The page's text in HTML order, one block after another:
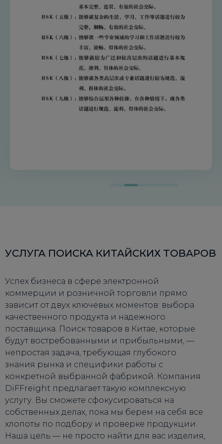
УСЛУГА ПОИСКА КИТАЙСКИХ ТОВАРОВ
Успех бизнеса в сфере электронной
коммерции и розничной торговли прямо
зависит от двух ключевых моментов: выбора
качественного продукта и надежного
поставщика. Поиск товаров в Китае, которые
будут востребованными и прибыльными, —
непростая задача, требующая глубокого
знания рынка и специфики работы с
конкретной выбранной фабрикой. Компания
DiFFreight предлагает такую комплексную
услугу. Вы сможете сфокусироваться на
собственных делах, пока мы берем на себя все
хлопоты по подбору и проверке продукции.
Наша цель — не просто найти для вас изделия,